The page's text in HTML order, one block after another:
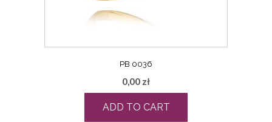
PB 0036
0,00 zł
ADD TO CART